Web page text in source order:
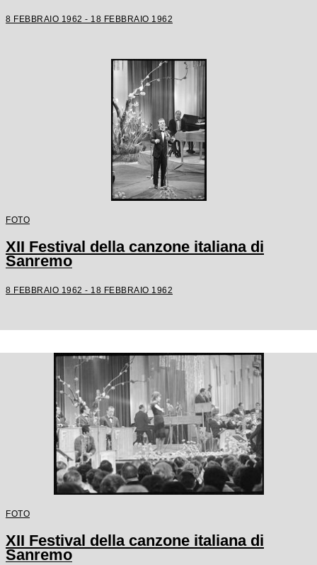
8 FEBBRAIO 1962 - 18 FEBBRAIO 1962
FOTO
XII Festival della canzone italiana di
Sanremo
8 FEBBRAIO 1962 - 18 FEBBRAIO 1962
FOTO
XII Festival della canzone italiana di
Sanremo